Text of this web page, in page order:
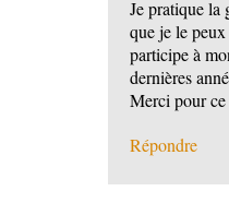
Je pratique la
que je le
participe à
dernières
Merci pour
Répondre